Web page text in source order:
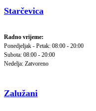
Starčevica
Radno vrijeme:
Ponedjeljak - Petak: 08:00 - 20:00
Subota: 08:00 - 20:00
Nedelja: Zatvoreno
Zalužani